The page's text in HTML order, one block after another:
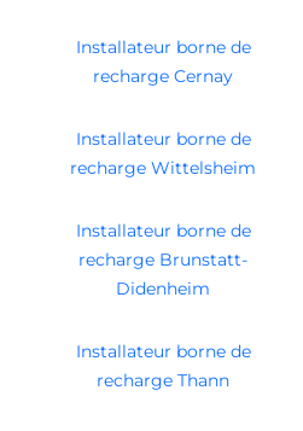
Installateur borne de
recharge Cernay
Installateur borne de
recharge Wittelsheim
Installateur borne de
recharge Brunstatt-
Didenheim
Installateur borne de
recharge Thann